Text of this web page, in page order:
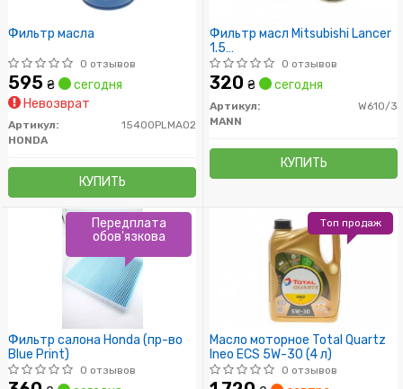
Фильтр масла
0 отзывов
595 ₴
сегодня
Невозврат
Артикул:
15400PLMA02
HONDA
КУПИТЬ
Фильтр масл Mitsubishi Lancer
1.5
MD135737/MD360935/
MANN
0 отзывов
320 ₴ сегодня
Артикул:
W610/3
MANN
КУПИТЬ
Фильтр салона Honda (пр-во
Blue Print)
0 отзывов
Передплата
обов'язкова
Масло моторное Total Quartz
Ineo ECS 5W-30 (4 л)
0 отзывов
Топ продаж